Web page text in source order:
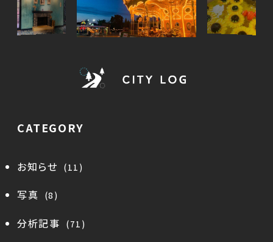
CATEGORY
お知らせ (11)
写真 (8)
分析記事 (71)